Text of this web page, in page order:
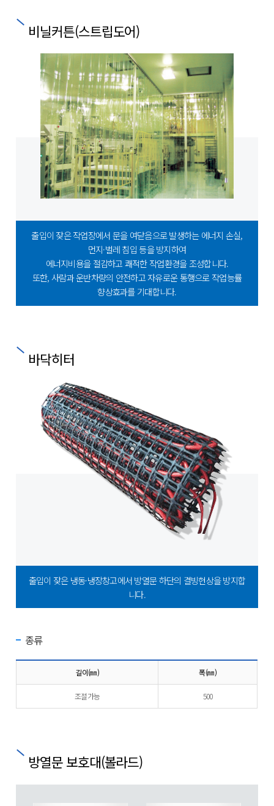
비닐커튼(스트립도어)
출입이 잦은 작업장에서 문을 여닫음으로 발생하는 에너지 손실,
먼지·벌레 침입 등을 방지하여
에너지비용을 절감하고 쾌적한 작업환경을 조성합니다.
또한, 사람과 운반차량의 안전하고 자유로운 통행으로 작업능률
향상효과를 기대합니다.
바닥히터
출입이 잦은 냉동·냉장창고에서 방열문 하단의 결빙현상을 방지합
니다.
종류
길이(㎜) 폭(㎜)
조절가능 500
방열문 보호대(볼라드)